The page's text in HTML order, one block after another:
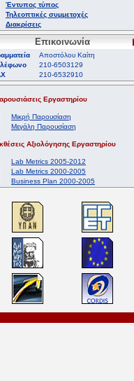
Έντυπος τύπος
Τηλεοπτικές συμμετοχές
Διακρίσεις
Επικοινωνία
Αποστόλου Καίτη
210-6503129
210-6532910
Εργαστηρίου
Μικρή Παρουσίαση
Μεγάλη Παρουσίαση
Αξιολόγησης Εργαστηρίου
Lab Metrics 2005-2012
Lab Metrics 2000-2005
Business Plan 2000-2005